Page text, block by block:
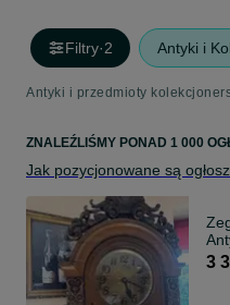
Filtry·2 Antyki i
ZNALEŹLIŚMY PONAD 1 000
Jak pozycjonowane są
3